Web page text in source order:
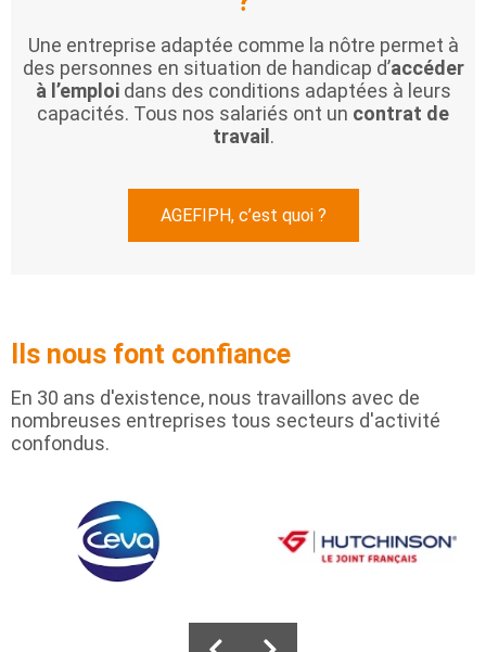
Une entreprise adaptée comme la nôtre permet à
des personnes en situation de handicap d’accéder
à l’emploidans des conditions adaptées à leurs
capacités. Tous nos salariés ont un contrat de
travail .
AGEFIPH, c’est quoi ?
Ils nous font confiance
En 30 ans d'existence, nous travaillons avec de
nombreuses entreprises tous secteurs d'activité
confondus.